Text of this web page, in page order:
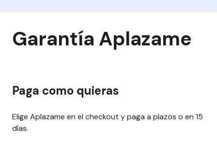
Electrónica
Joyería
Moda y accesorios
Muebles y decoración
Joyería
Moda y complementos
Otro sector
Vende con Aplazame
Garantía Aplazame
Paga como quieras
Elige Aplazame en el checkout y paga a plazos o en 15
días.